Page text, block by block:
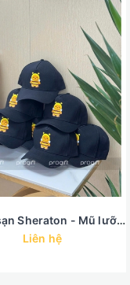
Khách sạn Sheraton - Mũ lưỡi chai
Liên hệ